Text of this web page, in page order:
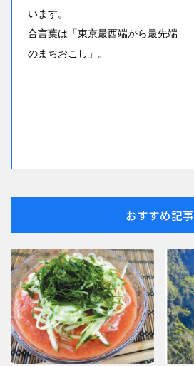
います。
合言葉は「東京最西端から最先端
のまちおこし」。
おすすめ記事